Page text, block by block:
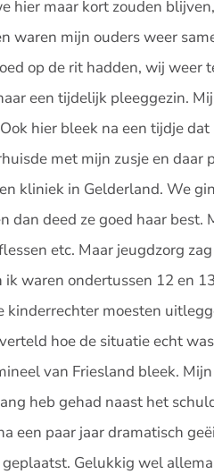
hier maar kort zouden
waren mijn ouders weer
op de rit hadden, wij weer
een tijdelijk pleeggezin.
hier bleek na een tijdje
met mijn zusje en daar
kliniek in Gelderland. We
deed ze goed haar best.
etc. Maar jeugdzorg
waren ondertussen 12 en
moesten
hoe de situatie echt
van Friesland bleek.
heb gehad naast het
een paar jaar dramatisch
Gelukkig wel